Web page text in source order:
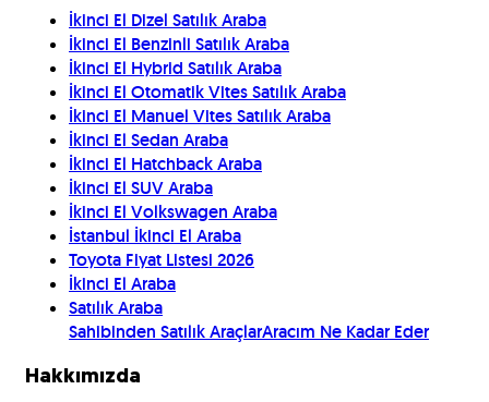
İkinci El Dizel Satılık Araba
İkinci El Benzinli Satılık Araba
İkinci El Hybrid Satılık Araba
İkinci El Otomatik Vites Satılık Araba
İkinci El Manuel Vites Satılık Araba
İkinci El Sedan Araba
İkinci El Hatchback Araba
İkinci El SUV Araba
İkinci El Volkswagen Araba
İstanbul İkinci El Araba
Toyota Fiyat Listesi 2026
İkinci El Araba
Satılık Araba
Sahibinden Satılık AraçlarAracım Ne Kadar Eder
Hakkımızda